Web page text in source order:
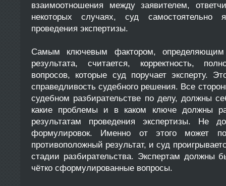
взаимоотношения между заявителем,
некоторых случаях, суд самостоятельно
проведения экспертизы.
Самым ключевым фактором, определяющим
результата, считается, корректность,
вопросов, которые суд поручает эксперту.
справедливость судебного решения. Все
судебном разбирательстве по делу, должны
какие проблемы и в каком ключе должны
результатам проведения экспертизы. Не
формулировок. Именно от этого может
противоположный результат, и суд
стадии разбирательства. Экспертам должны
чётко сформулированные вопросы.